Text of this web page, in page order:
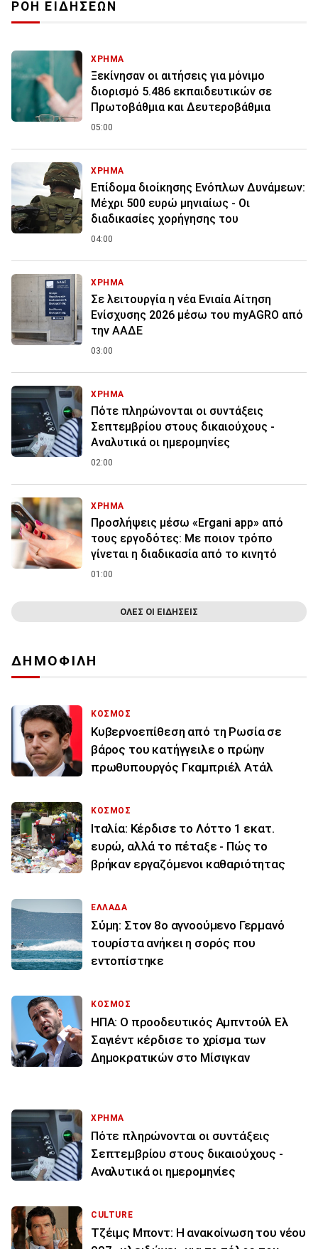
ΡΟΗ ΕΙΔΗΣΕΩΝ
ΧΡΗΜΑ
Ξεκίνησαν οι αιτήσεις για μόνιμο
διορισμό 5.486 εκπαιδευτικών σε
Πρωτοβάθμια και Δευτεροβάθμια
05:00
ΧΡΗΜΑ
Επίδομα διοίκησης Ενόπλων Δυνάμεων:
Μέχρι 500 ευρώ μηνιαίως - Οι
διαδικασίες χορήγησης του
04:00
ΧΡΗΜΑ
Σε λειτουργία η νέα Ενιαία Αίτηση
Ενίσχυσης 2026 μέσω του myAGRO από
την ΑΑΔΕ
03:00
ΧΡΗΜΑ
Πότε πληρώνονται οι συντάξεις
Σεπτεμβρίου στους δικαιούχους -
Αναλυτικά οι ημερομηνίες
02:00
ΧΡΗΜΑ
Προσλήψεις μέσω «Ergani app» από
τους εργοδότες: Με ποιον τρόπο
γίνεται η διαδικασία από το κινητό
01:00
ΟΛΕΣ ΟΙ ΕΙΔΗΣΕΙΣ
ΔΗΜΟΦΙΛΗ
ΚΟΣΜΟΣ
Κυβερνοεπίθεση από τη Ρωσία σε
βάρος του κατήγγειλε ο πρώην
πρωθυπουργός Γκαμπριέλ Ατάλ
ΚΟΣΜΟΣ
Ιταλία: Κέρδισε το Λόττο 1 εκατ.
ευρώ, αλλά το πέταξε - Πώς το
βρήκαν εργαζόμενοι καθαριότητας
ΕΛΛΑΔΑ
Σύμη: Στον 8ο αγνοούμενο Γερμανό
τουρίστα ανήκει η σορός που
εντοπίστηκε
ΚΟΣΜΟΣ
ΗΠΑ: Ο προοδευτικός Αμπντούλ Ελ
Σαγιέντ κέρδισε το χρίσμα των
Δημοκρατικών στο Μίσιγκαν
ΧΡΗΜΑ
Πότε πληρώνονται οι συντάξεις
Σεπτεμβρίου στους δικαιούχους -
Αναλυτικά οι ημερομηνίες
CULTURE
Τζέιμς Μποντ: Η ανακοίνωση του νέου